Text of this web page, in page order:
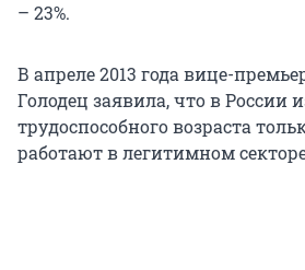
– 23%.
В апреле 2013 года вице-
Голодец заявила, что в России
трудоспособного возраста
работают в легитимном